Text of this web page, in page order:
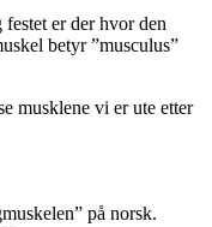
er der hvor den
betyr ”musculus”
musklene vi er ute etter
på norsk.